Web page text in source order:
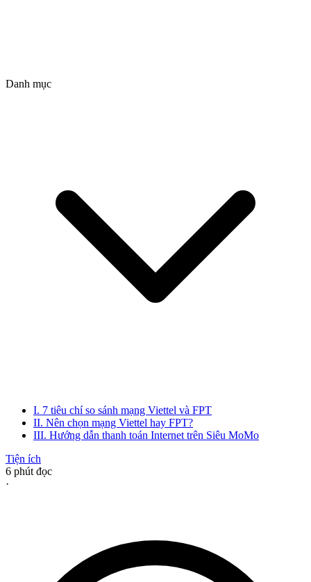
Danh mục
I. 7 tiêu chí so sánh mạng Viettel và FPT
II. Nên chọn mạng Viettel hay FPT?
III. Hướng dẫn thanh toán Internet trên Siêu MoMo
Tiện ích
6 phút đọc
·